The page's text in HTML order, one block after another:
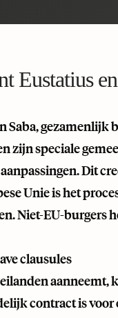
Eustatius
Saba,
zijn speciale
Dit
Unie is het
Niet-EU-burgers
clausules
contract is